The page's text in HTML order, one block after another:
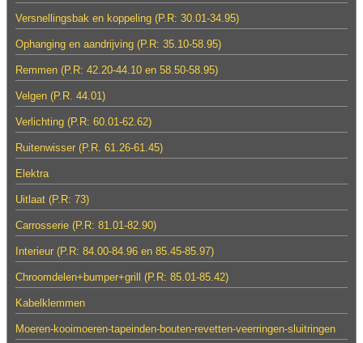
Versnellingsbak en koppeling (P.R: 30.01-34.95)
Ophanging en aandrijving (P.R: 35.10-58.95)
Remmen (P.R: 42.20-44.10 en 58.50-58.95)
Velgen (P.R. 44.01)
Verlichting (P.R: 60.01-62.62)
Ruitenwisser (P.R. 61.26-61.45)
Elektra
Uitlaat (P.R: 73)
Carrosserie (P.R: 81.01-82.90)
Interieur (P.R: 84.00-84.96 en 85.45-85.97)
Chroomdelen+bumper+grill (P.R: 85.01-85.42)
Kabelklemmen
Moeren-kooimoeren-tapeinden-bouten-revetten-veerringen-sluitringen